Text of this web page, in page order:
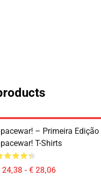
– Primeira Edição
T-Shirts
24,38 - € 28,06